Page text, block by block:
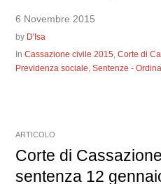
6 Novembre 2015
by D'Isa
InCassazione civile 2015,Corte di
Previdenza sociale,Sentenze -
ARTICOLO
Corte di
sentenza 12